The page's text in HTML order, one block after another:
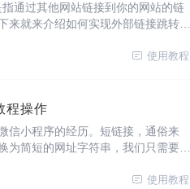
通过其他网站链接到你的网站的链
来就来介绍如何实现外部链接跳转到
使用教程
程操作
信小程序的经历。短链接，通俗来
为简短的网址字符串，我们只需要一
使用教程